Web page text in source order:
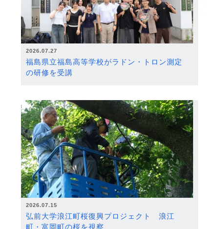
2026.07.27
福島県立福島高等学校がラドン・トロン測定
の研修を受講
2026.07.15
弘前大学浪江町桜復興プロジェクト 浪江
町・富岡町の桜を視察